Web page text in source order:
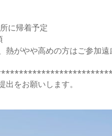
に帰着予定
がやや高めの方はご参加遠
をお願いします。